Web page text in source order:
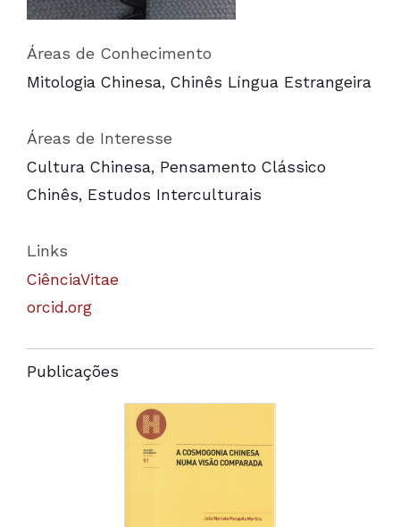
Áreas de Conhecimento
Mitologia Chinesa, Chinês Língua Estrangeira
Áreas de Interesse
Cultura Chinesa, Pensamento Clássico
Chinês, Estudos Interculturais
Links
CiênciaVitae
orcid.org
Publicações